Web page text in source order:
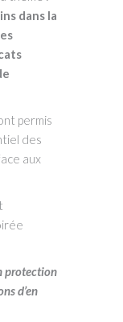
dans la
permis
des
aux
protection
d’en